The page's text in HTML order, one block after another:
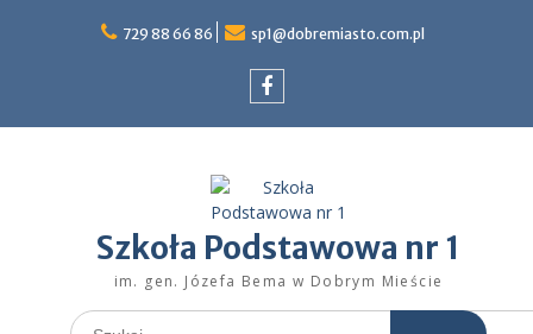
729 88 66 86 sp1@dobremiasto.com.pl
Szkoła Podstawowa nr 1
im. gen. Józefa Bema w Dobrym Mieście
Search